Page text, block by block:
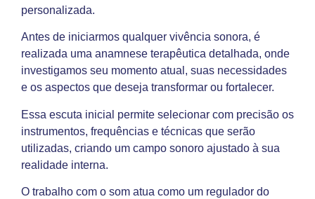
personalizada.
Antes de iniciarmos qualquer vivência sonora, é
realizada uma anamnese terapêutica detalhada, onde
investigamos seu momento atual, suas necessidades
e os aspectos que deseja transformar ou fortalecer.
Essa escuta inicial permite selecionar com precisão os
instrumentos, frequências e técnicas que serão
utilizadas, criando um campo sonoro ajustado à sua
realidade interna.
O trabalho com o som atua como um regulador do